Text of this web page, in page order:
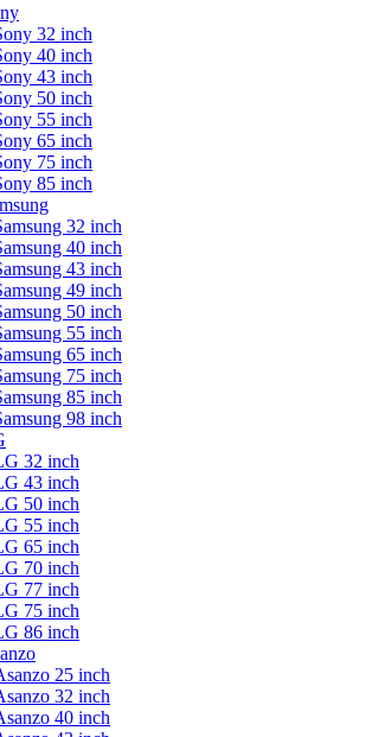
32 inch
40 inch
43 inch
50 inch
55 inch
65 inch
75 inch
85 inch
32 inch
40 inch
43 inch
49 inch
50 inch
55 inch
65 inch
75 inch
85 inch
98 inch
32 inch
43 inch
50 inch
55 inch
65 inch
70 inch
77 inch
75 inch
86 inch
25 inch
32 inch
40 inch